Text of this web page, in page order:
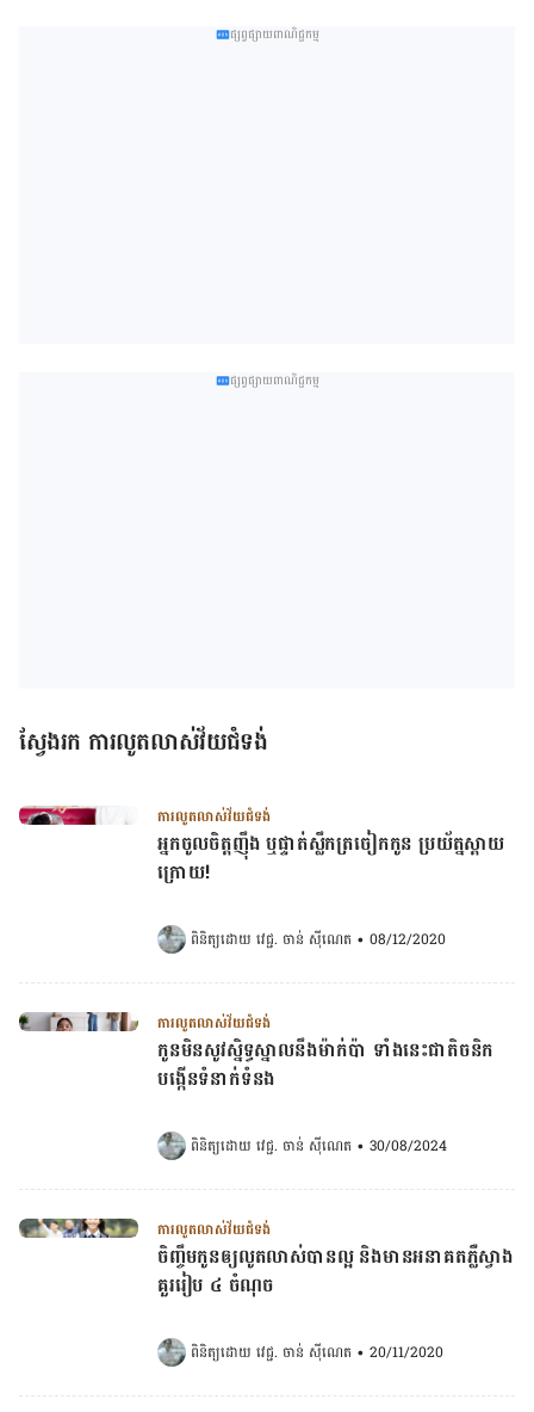
ផ្សព្វផ្សាយពាណិជ្ជកម្ម
ផ្សព្វផ្សាយពាណិជ្ជកម្ម
ស្វែងរក ការលូតលាស់វ័យជំទង់
ការលូតលាស់វ័យជំទង់
អ្នកចូលចិត្តញ៉ឹង ឬផ្ទាត់ស្លឹកត្រចៀកកូន ប្រយ័ត្នស្ដាយ
ក្រោយ!
ពិនិត្យដោយ វេជ្ជ. ចាន់ ស៊ីណេត • 08/12/2020
ការលូតលាស់វ័យជំទង់
កូនមិនសូវស្និទ្ធស្នាលនឹងម៉ាក់ប៉ា ទាំងនេះជាតិចនិក
បង្កើនទំនាក់ទំនង
ពិនិត្យដោយ វេជ្ជ. ចាន់ ស៊ីណេត • 30/08/2024
ការលូតលាស់វ័យជំទង់
ចិញ្ចឹមកូនឲ្យលូតលាស់បានល្អ និងមានអនាគតភ្លឺស្វាង
គួររៀប ៤ ចំណុច
ពិនិត្យដោយ វេជ្ជ. ចាន់ ស៊ីណេត • 20/11/2020